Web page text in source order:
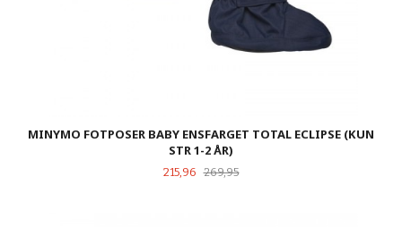
MINYMO FOTPOSER BABY ENSFARGET TOTAL ECLIPSE (KUN
STR 1-2 ÅR)
Tilbud
215,96 269,95Rabatt